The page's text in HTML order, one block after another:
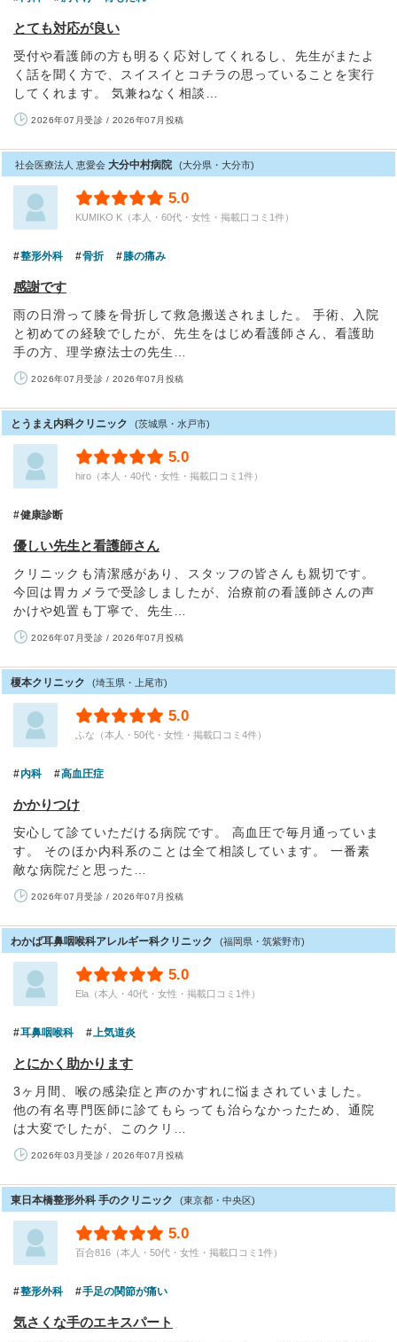
とても対応が良い
受付や看護師の方も明るく応対してくれるし、先生がまたよ
く話を聞く方で、スイスイとコチラの思っていることを実行
してくれます。 気兼ねなく相談…
2026年07月受診 / 2026年07月投稿
社会医療法人 恵愛会 大分中村病院 (大分県・大分市)
5.0
KUMIKO K（本人・60代・女性・掲載口コミ1件）
整形外科 骨折 膝の痛み
感謝です
雨の日滑って膝を骨折して救急搬送されました。 手術、入院
と初めての経験でしたが、先生をはじめ看護師さん、看護助
手の方、理学療法士の先生…
2026年07月受診 / 2026年07月投稿
とうまえ内科クリニック (茨城県・水戸市)
5.0
hiro（本人・40代・女性・掲載口コミ1件）
健康診断
優しい先生と看護師さん
クリニックも清潔感があり、スタッフの皆さんも親切です。
今回は胃カメラで受診しましたが、治療前の看護師さんの声
かけや処置も丁寧で、先生…
2026年07月受診 / 2026年07月投稿
榎本クリニック (埼玉県・上尾市)
5.0
ふな（本人・50代・女性・掲載口コミ4件）
内科 高血圧症
かかりつけ
安心して診ていただける病院です。 高血圧で毎月通っていま
す。 そのほか内科系のことは全て相談しています。 一番素
敵な病院だと思った…
2026年07月受診 / 2026年07月投稿
わかば耳鼻咽喉科アレルギー科クリニック (福岡県・筑紫野市)
5.0
Ela（本人・40代・女性・掲載口コミ1件）
耳鼻咽喉科 上気道炎
とにかく助かります
3ヶ月間、喉の感染症と声のかすれに悩まされていました。
他の有名専門医師に診てもらっても治らなかったため、通院
は大変でしたが、このクリ…
2026年03月受診 / 2026年07月投稿
東日本橋整形外科 手のクリニック (東京都・中央区)
5.0
百合816（本人・50代・女性・掲載口コミ1件）
整形外科 手足の関節が痛い
気さくな手のエキスパート